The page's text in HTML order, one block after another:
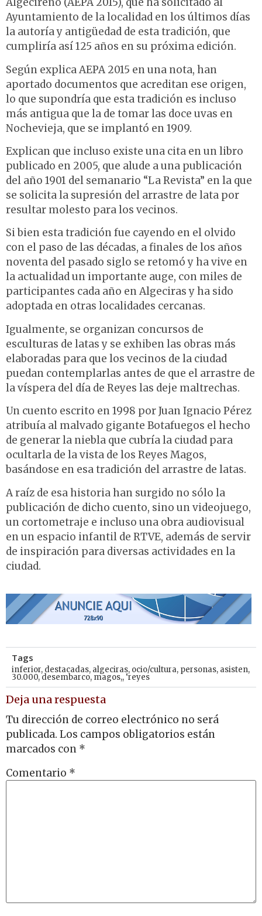
Ayuntamiento de la localidad en los últimos días
la autoría y antigüedad de esta tradición, que
cumpliría así 125 años en su próxima edición.
Según explica AEPA 2015 en una nota, han
aportado documentos que acreditan ese origen,
lo que supondría que esta tradición es incluso
más antigua que la de tomar las doce uvas en
Nochevieja, que se implantó en 1909.
Explican que incluso existe una cita en un libro
publicado en 2005, que alude a una publicación
del año 1901 del semanario “La Revista” en la que
se solicita la supresión del arrastre de lata por
resultar molesto para los vecinos.
Si bien esta tradición fue cayendo en el olvido
con el paso de las décadas, a finales de los años
noventa del pasado siglo se retomó y ha vive en
la actualidad un importante auge, con miles de
participantes cada año en Algeciras y ha sido
adoptada en otras localidades cercanas.
Igualmente, se organizan concursos de
esculturas de latas y se exhiben las obras más
elaboradas para que los vecinos de la ciudad
puedan contemplarlas antes de que el arrastre de
la víspera del día de Reyes las deje maltrechas.
Un cuento escrito en 1998 por Juan Ignacio Pérez
atribuía al malvado gigante Botafuegos el hecho
de generar la niebla que cubría la ciudad para
ocultarla de la vista de los Reyes Magos,
basándose en esa tradición del arrastre de latas.
A raíz de esa historia han surgido no sólo la
publicación de dicho cuento, sino un videojuego,
un cortometraje e incluso una obra audiovisual
en un espacio infantil de RTVE, además de servir
de inspiración para diversas actividades en la
ciudad.
Tags
inferior, destacadas, algeciras, ocio/cultura, personas, asisten,
30.000,desembarco, magos,, ‘reyes
Deja una respuesta
Tu dirección de correo electrónico no será
publicada. Los campos obligatorios están
marcados con *
Comentario *